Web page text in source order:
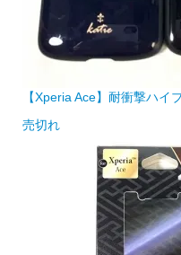
【Xperia Ace】耐衝撃ハイ
売切れ